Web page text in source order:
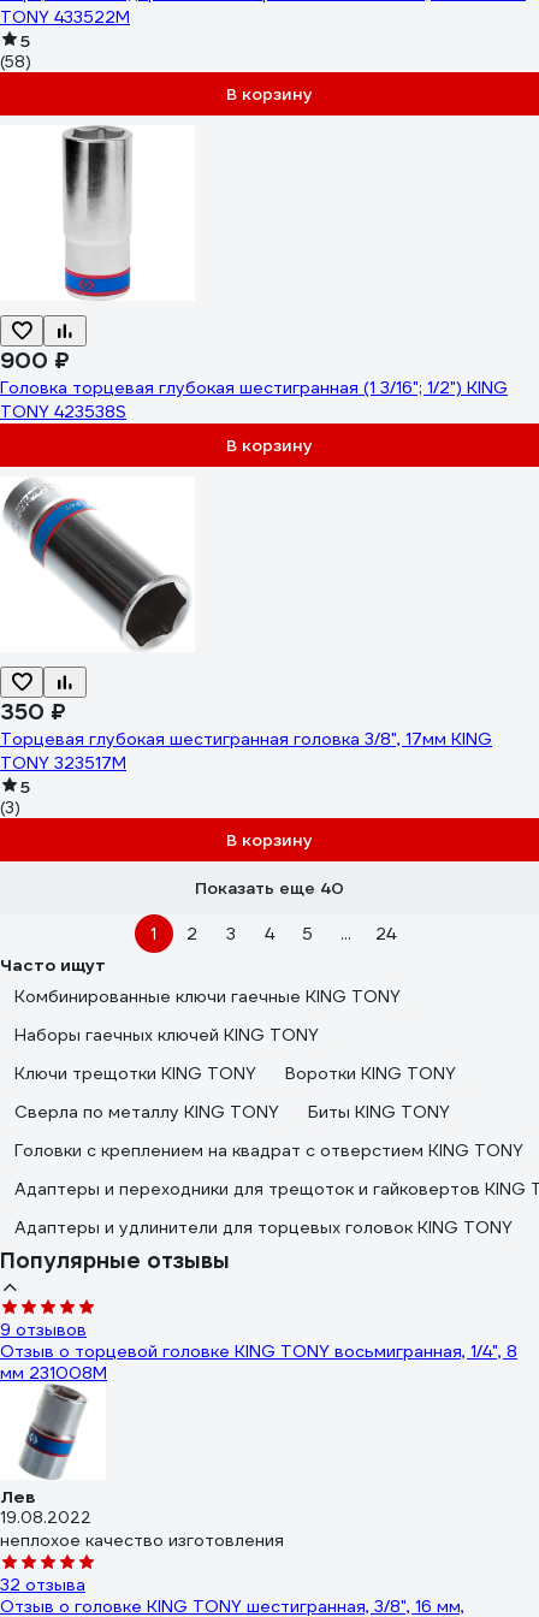
TONY 433522M
5
(58)
В корзину
900 ₽
Головка торцевая глубокая шестигранная (1 3/16"; 1/2") KING
TONY 423538S
В корзину
350 ₽
Торцевая глубокая шестигранная головка 3/8", 17мм KING
TONY 323517M
5
(3)
В корзину
Показать еще 40
1 2 3 4 5 ...
24
Часто ищут
Комбинированные ключи гаечные KING TONY
Наборы гаечных ключей KING TONY
Ключи трещотки KING TONY
Воротки KING TONY
Сверла по металлу KING TONY
Биты KING TONY
Головки с креплением на квадрат с отверстием KING TONY
Адаптеры и переходники для трещоток и гайковертов KING
Адаптеры и удлинители для торцевых головок KING TONY
Популярные отзывы
9 отзывов
Отзыв о торцевой головке KING TONY восьмигранная, 1/4", 8
мм 231008M
Лев
19.08.2022
неплохое качество изготовления
32 отзыва
Отзыв о головке KING TONY шестигранная, 3/8", 16 мм,